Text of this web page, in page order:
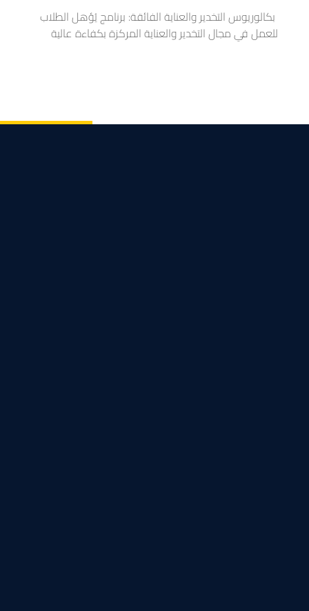
بكالوريوسالتخدير والعناية الفائقة: برنامج يُؤهل الطلاب
للعمل في مجال التخدير والعناية المركزة بكفاءة عالية